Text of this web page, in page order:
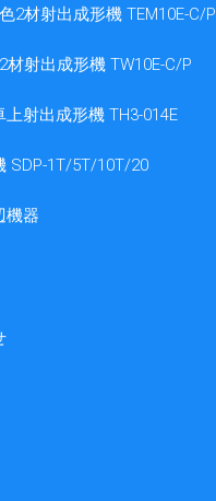
2材射出成形機 TEM10E-C/
材射出成形機 TW10E-C/P
射出成形機 TH3-014E
SDP-1T/5T/10T/20
機器